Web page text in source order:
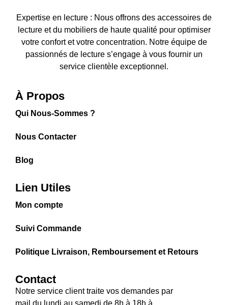
Expertise en lecture : Nous offrons des accessoires de
lecture et du mobiliers de haute qualité pour optimiser
votre confort et votre concentration. Notre équipe de
passionnés de lecture s’engage à vous fournir un
service clientèle exceptionnel.
À Propos
Qui Nous-Sommes ?
Nous Contacter
Blog
Lien Utiles
Mon compte
Suivi Commande
Politique Livraison, Remboursement et Retours
Contact
Notre service client traite vos demandes par
mail du lundi au samedi de 8h à 18h à